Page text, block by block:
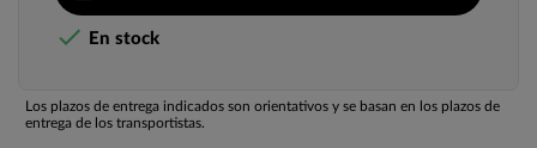
 En stock
Los plazos de entrega indicados son orientativos y se basan en los plazos de
entrega de los transportistas.